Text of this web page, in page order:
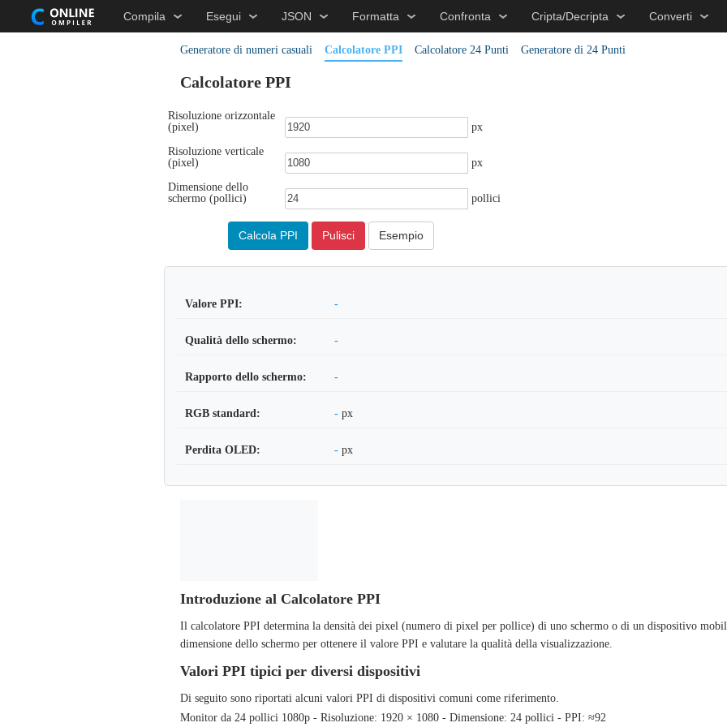
Compila Esegui JSON Formatta Confronta Cripta/Decripta Converti
Generatore di numeri casuali Calcolatore PPI Calcolatore 24 Punti Generatore di 24 Punti
Calcolatore PPI
Risoluzione orizzontale
(pixel)
px
Risoluzione verticale
(pixel)
px
Dimensione dello
schermo (pollici)
pollici
Calcola PPI Pulisci Esempio
Valore PPI: -
Qualità dello schermo: -
Rapporto dello schermo: -
RGB standard: - px
Perdita OLED: - px
Introduzione al Calcolatore PPI
Il calcolatore PPI determina la densità dei pixel (numero di pixel per pollice) di uno schermo o di un dispositivo
dimensione dello schermo per ottenere il valore PPI e valutare la qualità della visualizzazione.
Valori PPI tipici per diversi dispositivi
Di seguito sono riportati alcuni valori PPI di dispositivi comuni come riferimento.
Monitor da 24 pollici 1080p - Risoluzione: 1920 × 1080 - Dimensione: 24 pollici - PPI: ≈92